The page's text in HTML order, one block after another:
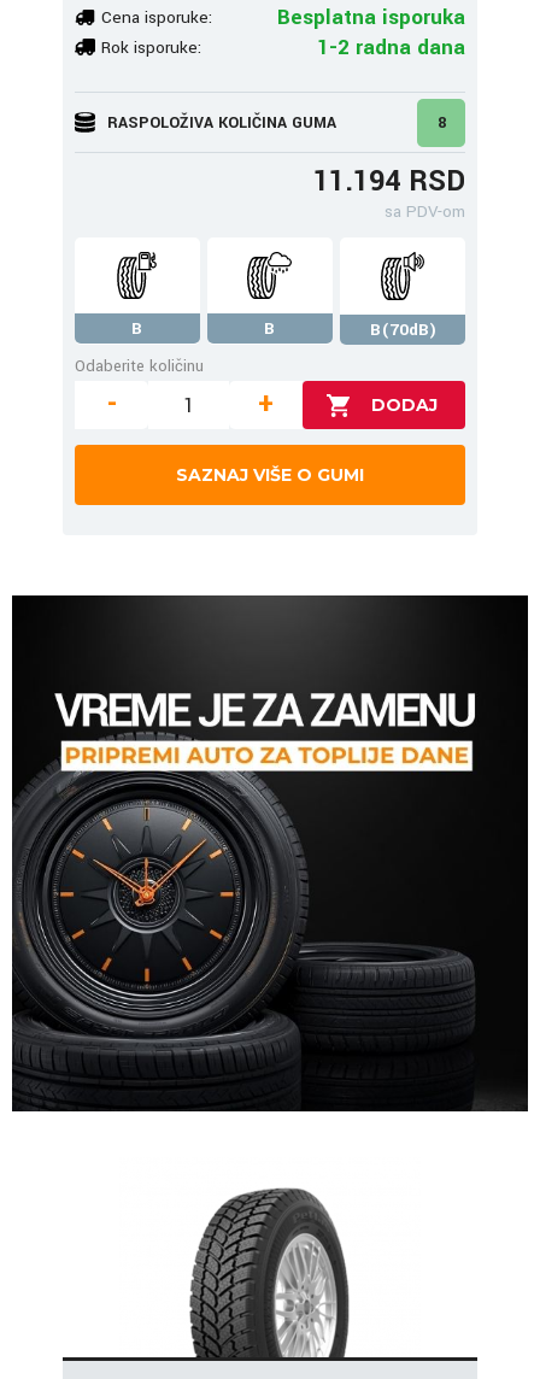
Cena isporuke: Besplatna isporuka
Rok isporuke: 1-2 radna dana
RASPOLOŽIVA KOLIČINA GUMA 8
11.194 RSD
sa PDV-om
B B
B(70dB)
Odaberite količinu
- +
SAZNAJ VIŠE O GUMI